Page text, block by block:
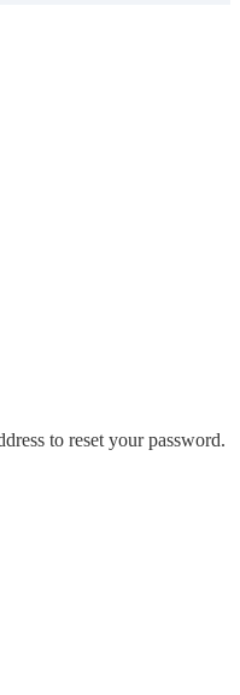
to reset your password.